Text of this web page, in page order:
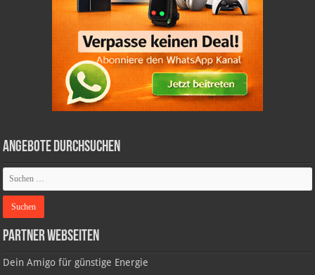
Angebote durchsuchen
Partner Webseiten
Dein Amigo für günstige Energie